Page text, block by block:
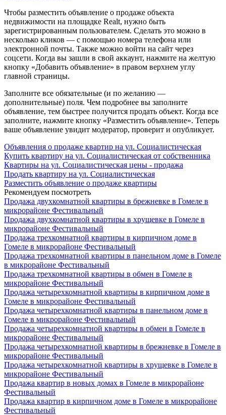
Чтобы разместить объявление о продаже объекта
недвижимости на площадке Realt, нужно быть
зарегистрированным пользователем. Сделать это можно в
несколько кликов — с помощью номера телефона или
электронной почты. Также можно войти на сайт через
соцсети. Когда вы зашли в свой аккаунт, нажмите на желтую
кнопку «Добавить объявление» в правом верхнем углу
главной страницы.
Заполните все обязательные (и по желанию —
дополнительные) поля. Чем подробнее вы заполните
объявление, тем быстрее получится продать объект. Когда все
заполните, нажмите кнопку «Разместить объявление». Теперь
ваше объявление увидит модератор, проверит и опубликует.
Объявления о продаже квартир на ул. Социалистическая
Купить квартиру на ул. Социалистическая от собственника
Квартиры на ул. Социалистическая цены - продажа
Продать квартиру на ул. Социалистическая
Разместить объявление о продаже квартиры
Рекомендуем посмотреть
Продажа двухкомнатной квартиры в брежневке в Гомеле в
микрорайоне Фестивальный
Продажа двухкомнатной квартиры в хрущевке в Гомеле в
микрорайоне Фестивальный
Продажа трехкомнатной квартиры в кирпичном доме в
Гомеле в микрорайоне Фестивальный
Продажа трехкомнатной квартиры в панельном доме в Гомеле
в микрорайоне Фестивальный
Продажа трехкомнатной квартиры в обмен в Гомеле в
микрорайоне Фестивальный
Продажа четырехкомнатной квартиры в кирпичном доме в
Гомеле в микрорайоне Фестивальный
Продажа четырехкомнатной квартиры в панельном доме в
Гомеле в микрорайоне Фестивальный
Продажа четырехкомнатной квартиры в обмен в Гомеле в
микрорайоне Фестивальный
Продажа четырехкомнатной квартиры в брежневке в Гомеле в
микрорайоне Фестивальный
Продажа четырехкомнатной квартиры в хрущевке в Гомеле в
микрорайоне Фестивальный
Продажа квартир в новых домах в Гомеле в микрорайоне
Фестивальный
Продажа квартир в кирпичном доме в Гомеле в микрорайоне
Фестивальный